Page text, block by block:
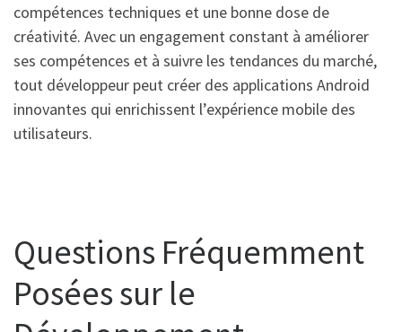
compétences techniques et une bonne dose de
créativité. Avec un engagement constant à améliorer
ses compétences et à suivre les tendances du marché,
tout développeur peut créer des applications Android
innovantes qui enrichissent l’expérience mobile des
utilisateurs.
Questions Fréquemment
Posées sur le